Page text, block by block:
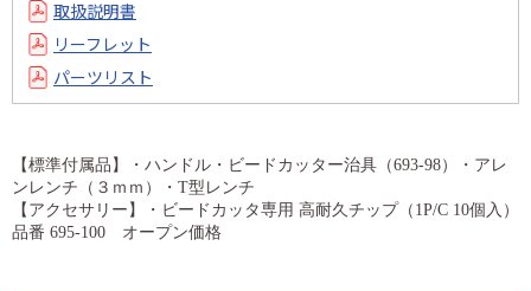
取扱説明書
リーフレット
パーツリスト
【標準付属品】・ハンドル・ビードカッター治具（693-98）・アレ
ンレンチ（３ｍｍ）・T型レンチ
【アクセサリー】・ビードカッタ専用 高耐久チップ（1P/C 10個入）
品番 695-100 オープン価格